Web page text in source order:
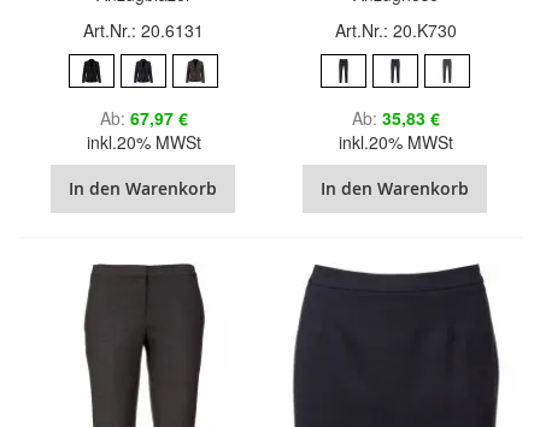
Art.Nr.: 20.6131
Ab 67,97 €
inkl.20% MWSt
In den Warenkorb
Art.Nr.: 20.K730
Ab 35,83 €
inkl.20% MWSt
In den Warenkorb